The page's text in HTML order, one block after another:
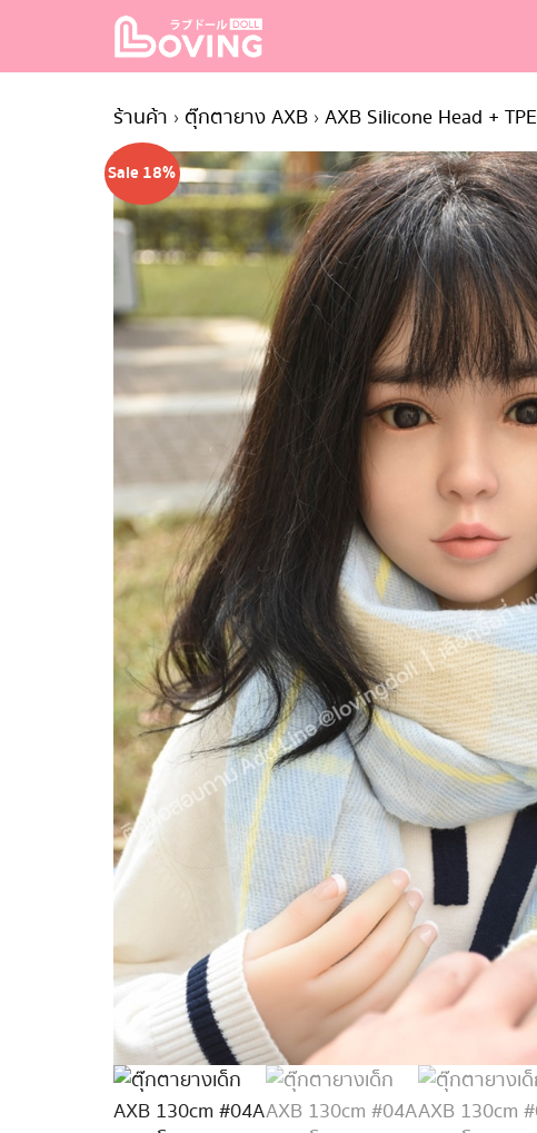
content
for:
ร้านค้า › ตุ๊กตายาง AXB › AXB Silicone Head + TPE
Sale 18%